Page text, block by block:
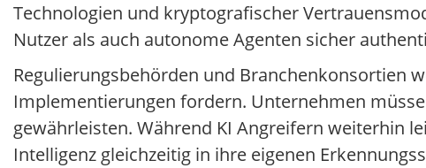
Technologien und kryptografischer
Nutzer als auch autonome Agenten sicher
Regulierungsbehörden und Branchenkonsortien
Implementierungen fordern. Unternehmen
gewährleisten. Während KI Angreifern weiterhin
Intelligenz gleichzeitig in ihre eigenen